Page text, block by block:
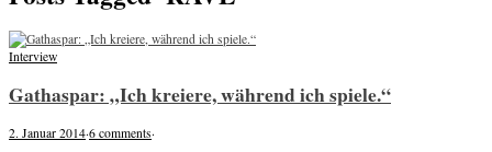
Interview
Gathaspar: „Ich kreiere, während ich spiele.“
2. Januar 2014·6 comments·